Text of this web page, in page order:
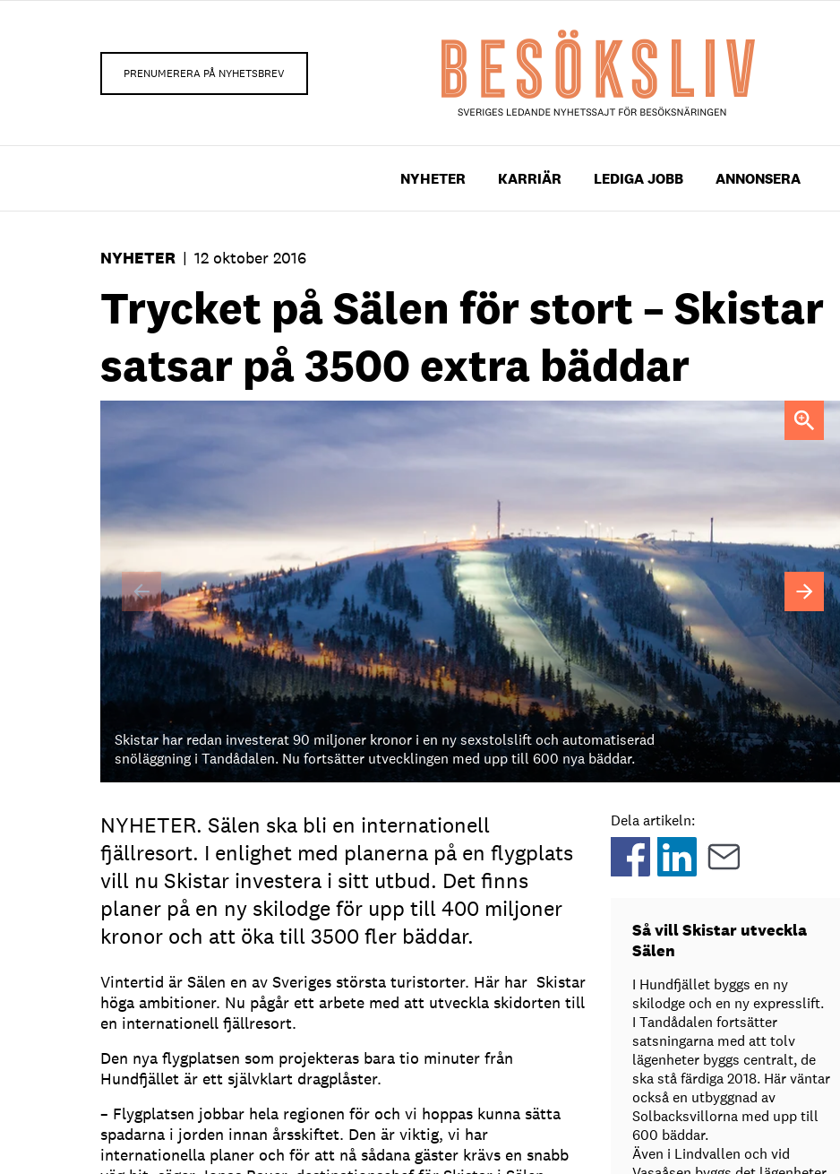
PRENUMERERA PÅ NYHETSBREV
NYHETER KARRIÄR LEDIGA JOBB ANNONSERA
NYHETER | 12 oktober 2016
Trycket på Sälen för stort – Skistar
satsar på 3500 extra bäddar
Skistar har redan investerat 90 miljoner kronor i en ny sexstolslift och automatiserad
snöläggning i Tandådalen. Nu fortsätter utvecklingen med upp till 600 nya bäddar.
NYHETER. Sälen ska bli en internationell
fjällresort. I enlighet med planerna på en flygplats
vill nu Skistar investera i sitt utbud. Det finns
planer på en ny skilodge för upp till 400 miljoner
kronor och att öka till 3500 fler bäddar.
Vintertid är Sälen en av Sveriges största turistorter. Här har Skistar
höga ambitioner. Nu pågår ett arbete med att utveckla skidorten till
en internationell fjällresort.
Den nya flygplatsen som projekteras bara tio minuter från
Hundfjället är ett självklart dragplåster.
– Flygplatsen jobbar hela regionen för och vi hoppas kunna sätta
spadarna i jorden innan årsskiftet. Den är viktig, vi har
internationella planer och för att nå sådana gäster krävs en snabb
Dela artikeln:
Så vill Skistar utveckla
Sälen
I Hundfjället byggs en ny
skilodge och en ny expresslift.
I Tandådalen fortsätter
satsningarna med att tolv
lägenheter byggs centralt, de
ska stå färdiga 2018. Här väntar
också en utbyggnad av
Solbacksvillorna med upp till
600 bäddar.
Även i Lindvallen och vid